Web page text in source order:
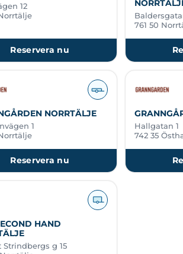
12
Reservera nu
761 50
NORRTÄLJE
1
Reservera nu
Hallgatan 1
742 35
HAND
Strindbergs g 15